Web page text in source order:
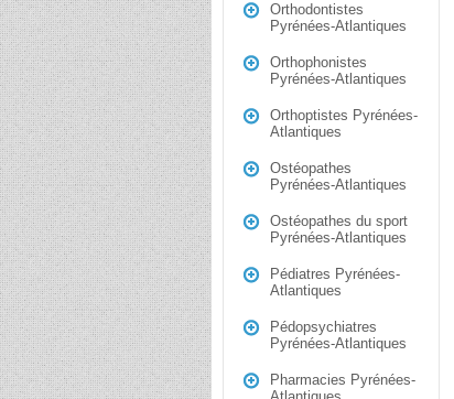
Orthodontistes
Pyrénées-Atlantiques
Orthophonistes
Pyrénées-Atlantiques
Orthoptistes Pyrénées-
Atlantiques
Ostéopathes
Pyrénées-Atlantiques
Ostéopathes du sport
Pyrénées-Atlantiques
Pédiatres Pyrénées-
Atlantiques
Pédopsychiatres
Pyrénées-Atlantiques
Pharmacies Pyrénées-